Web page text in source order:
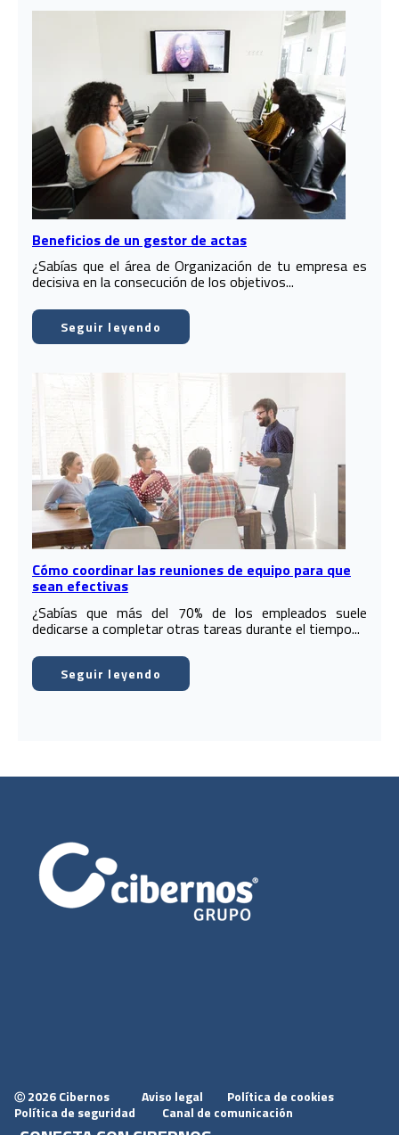
Beneficios de un gestor de actas
¿Sabías que el área de Organización de tu empresa es
decisiva en la consecución de los objetivos...
Seguir leyendo
Cómo coordinar las reuniones de equipo para que
sean efectivas
¿Sabías que más del 70% de los empleados suele
dedicarse a completar otras tareas durante el tiempo...
Seguir leyendo
Ⓒ 2026 Cibernos Aviso legal
Política de cookies
Política de seguridad
Canal de comunicación